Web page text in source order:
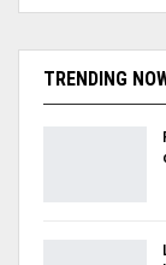
TRENDING